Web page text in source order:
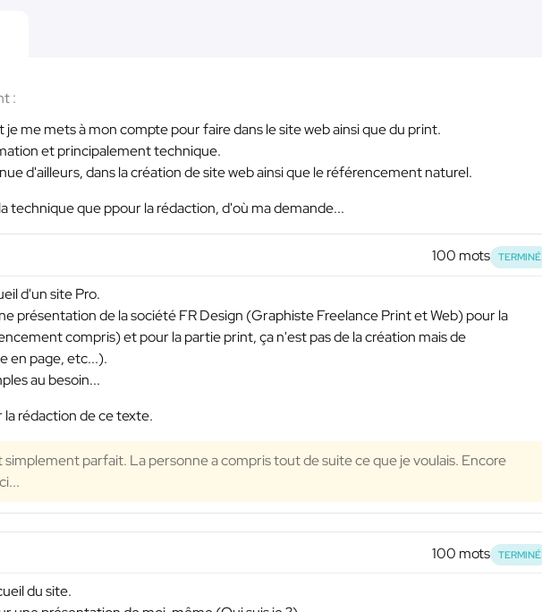
:
me mets à mon compte pour faire dans le site web ainsi que du print.
et principalement technique.
d'ailleurs, dans la création de site web ainsi que le référencement naturel.
technique que ppour la rédaction, d'où ma demande...
100 mots TERMINÉ
d'un site Pro.
présentation de la société FR Design (Graphiste Freelance Print et Web) pour la
compris) et pour la partie print, ça n'est pas de la création mais de
en page, etc...).
au besoin...
rédaction de ce texte.
simplement parfait. La personne a compris tout de suite ce que je voulais. Encore
100 mots TERMINÉ
du site.